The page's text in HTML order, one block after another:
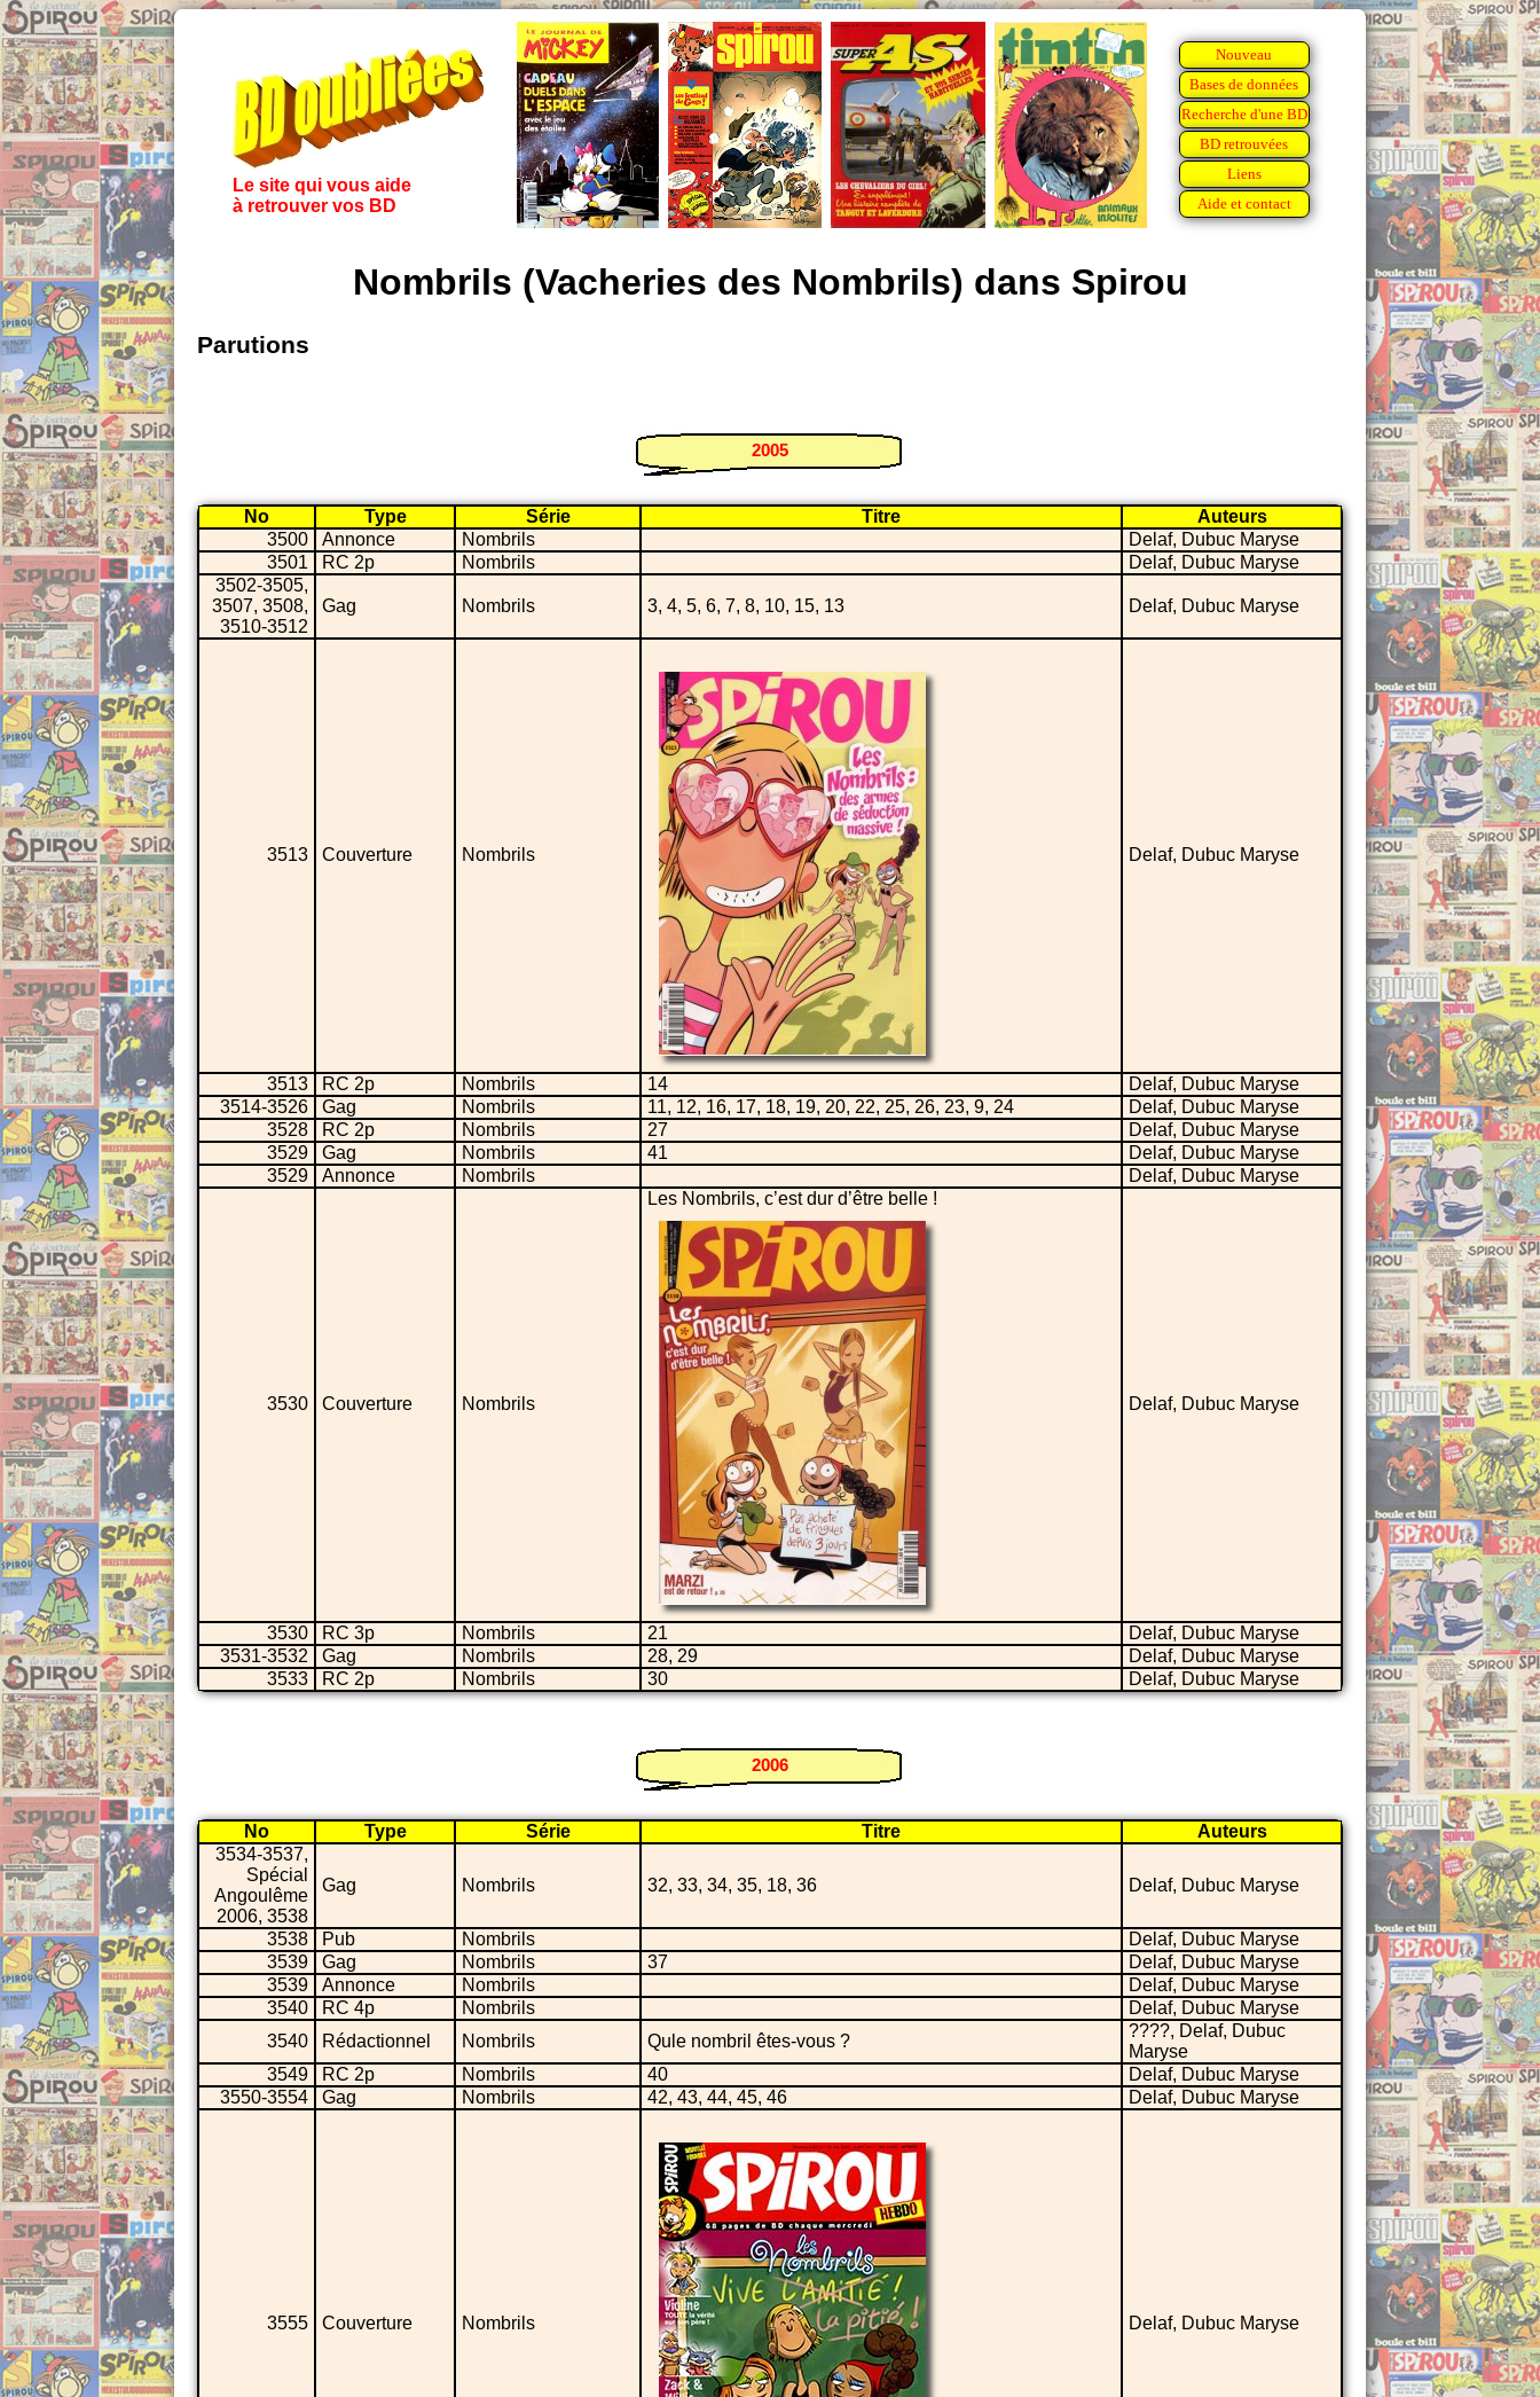
Le site qui vous aide
à retrouver vos BD
Nouveau
Bases de données
Recherche d'une BD
BD retrouvées
Liens
Aide et contact
Nombrils (Vacheries des Nombrils) dans Spirou
Parutions
2005
No Type Série Titre
Auteurs
3500
Annonce Nombrils
Delaf, Dubuc Maryse
3501
RC 2p Nombrils
Delaf, Dubuc Maryse
3502-3505,
3507, 3508,
3510-3512
Gag Nombrils 3, 4, 5, 6, 7, 8, 10, 15, 13 Delaf, Dubuc Maryse
3513 Couverture Nombrils Delaf, Dubuc Maryse
3513 RC 2p Nombrils 14
Delaf, Dubuc Maryse
3514-3526
Gag Nombrils 11, 12, 16, 17, 18, 19, 20, 22, 25, 26, 23, 9, 24
Delaf, Dubuc Maryse
3528
RC 2p Nombrils 27
Delaf, Dubuc Maryse
3529
Gag Nombrils 41
Delaf, Dubuc Maryse
3529
Annonce Nombrils Delaf, Dubuc Maryse
3530 Couverture Nombrils
Les Nombrils, c’est dur d’être belle !
Delaf, Dubuc Maryse
3530 RC 3p Nombrils 21
Delaf, Dubuc Maryse
3531-3532
Gag Nombrils 28, 29
Delaf, Dubuc Maryse
3533
RC 2p Nombrils 30 Delaf, Dubuc Maryse
2006
No Type Série Titre
Auteurs
3534-3537,
Spécial
Angoulême
2006, 3538
Gag Nombrils 32, 33, 34, 35, 18, 36 Delaf, Dubuc Maryse
3538 Pub Nombrils
Delaf, Dubuc Maryse
3539
Gag Nombrils 37
Delaf, Dubuc Maryse
3539
Annonce Nombrils
Delaf, Dubuc Maryse
3540
RC 4p Nombrils
Delaf, Dubuc Maryse
3540
Rédactionnel Nombrils Qule nombril êtes-vous ?
????, Delaf, Dubuc
Maryse
3549
RC 2p Nombrils 40
Delaf, Dubuc Maryse
3550-3554
Gag Nombrils 42, 43, 44, 45, 46 Delaf, Dubuc Maryse
3555 Couverture Nombrils Delaf, Dubuc Maryse